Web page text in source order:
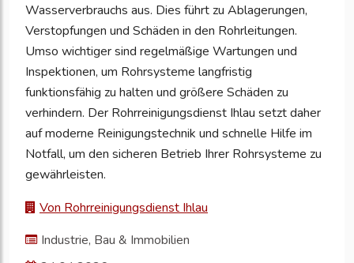
Wasserverbrauchs aus. Dies führt zu Ablagerungen,
Verstopfungen und Schäden in den Rohrleitungen.
Umso wichtiger sind regelmäßige Wartungen und
Inspektionen, um Rohrsysteme langfristig
funktionsfähig zu halten und größere Schäden zu
verhindern. Der Rohrreinigungsdienst Ihlau setzt daher
auf moderne Reinigungstechnik und schnelle Hilfe im
Notfall, um den sicheren Betrieb Ihrer Rohrsysteme zu
gewährleisten.
Von Rohrreinigungsdienst Ihlau
Industrie, Bau & Immobilien